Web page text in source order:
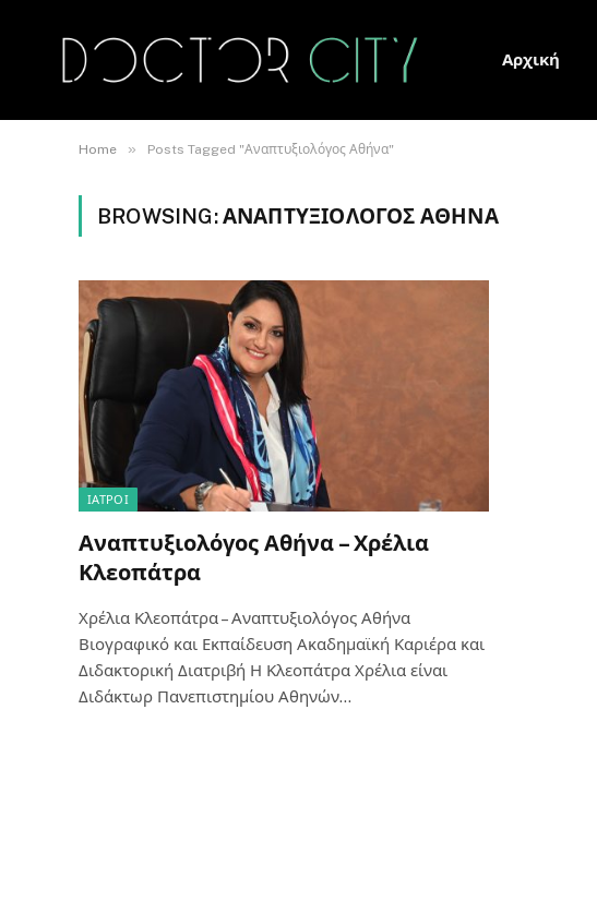
Αρχική
Home » Posts Tagged "Αναπτυξιολόγος Αθήνα"
BROWSING:ΑΝΑΠΤΥΞΙΟΛΌΓΟΣ ΑΘΉΝΑ
ΙΑΤΡΟΊ
Αναπτυξιολόγος Αθήνα – Χρέλια
Κλεοπάτρα
Χρέλια Κλεοπάτρα – Αναπτυξιολόγος Αθήνα
Βιογραφικό και Εκπαίδευση Ακαδημαϊκή Καριέρα και
Διδακτορική Διατριβή Η Κλεοπάτρα Χρέλια είναι
Διδάκτωρ Πανεπιστημίου Αθηνών…